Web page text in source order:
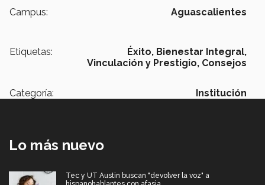
Campus: Aguascalientes
Etiquetas: Éxito, Bienestar Integral,
Vinculación y Prestigio, Consejos
Categoría: Institución
Lo más nuevo
Tec y UT Austin buscan "devolver la voz" a